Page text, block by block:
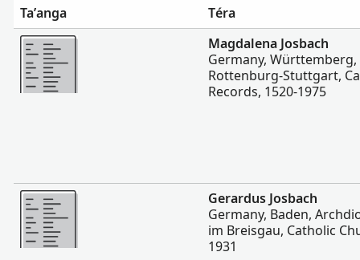
Ta’anga
Téra
Hetave
Magdalena Josbach
Germany,
Rottenburg-Stuttgart,
Records, 1520-1975
Hetave
Gerardus Josbach
Germany, Baden,
im Breisgau, Catholic
1931